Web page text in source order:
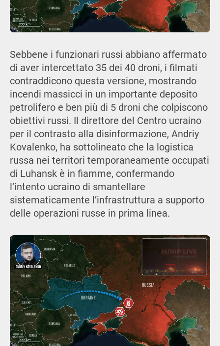
Sebbene i funzionari russi abbiano affermato
di aver intercettato 35 dei 40 droni, i filmati
contraddicono questa versione, mostrando
incendi massicci in un importante deposito
petrolifero e ben più di 5 droni che colpiscono
obiettivi russi. Il direttore del Centro ucraino
per il contrasto alla disinformazione, Andriy
Kovalenko, ha sottolineato che la logistica
russa nei territori temporaneamente occupati
di Luhansk è in fiamme, confermando
l’intento ucraino di smantellare
sistematicamente l’infrastruttura a supporto
delle operazioni russe in prima linea.